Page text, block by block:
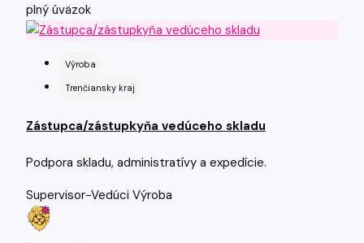
plný úväzok
Výroba
Trenčiansky kraj
Zástupca/zástupkyňa vedúceho skladu
Podpora skladu, administratívy a expedície.
Supervisor-Vedúci Výroba